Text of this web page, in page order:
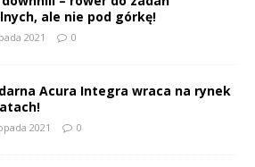
ale nie pod górkę!
2021 0
Acura Integra wraca na rynek
2021 0